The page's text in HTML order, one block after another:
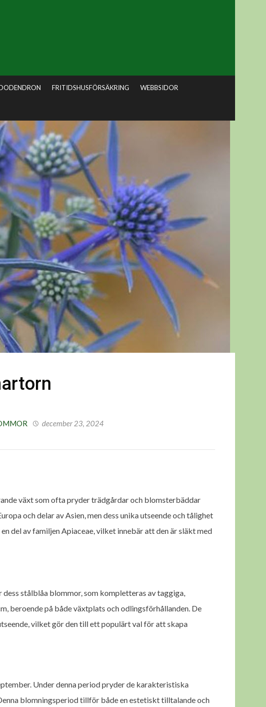
FRITIDSHUSFÖRSÄKRING WEBBSIDOR
december 23, 2024
växt som ofta pryder trädgårdar och blomsterbäddar
och delar av Asien, men dess unika utseende och tålighet
del av familjen Apiaceae, vilket innebär att den är släkt med
stålblåa blommor, som kompletteras av taggiga,
beroende på både växtplats och odlingsförhållanden. De
vilket gör den till ett populärt val för att skapa
Under denna period pryder de karakteristiska
blomningsperiod tillför både en estetiskt tilltalande och